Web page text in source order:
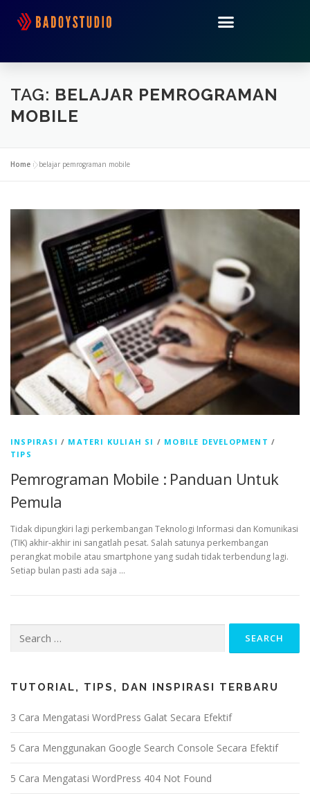
TAG: BELAJAR PEMROGRAMAN
MOBILE
Home »belajar pemrograman mobile
INSPIRASI / MATERI KULIAH SI / MOBILE DEVELOPMENT /
TIPS
Pemrograman Mobile : Panduan Untuk
Pemula
Tidak dipungkiri lagi perkembangan Teknologi Informasi dan Komunikasi
(TIK) akhir-akhir ini sangatlah pesat. Salah satunya perkembangan
perangkat mobile atau smartphone yang sudah tidak terbendung lagi.
Setiap bulan pasti ada saja …
TUTORIAL, TIPS, DAN INSPIRASI TERBARU
3 Cara Mengatasi WordPress Galat Secara Efektif
5 Cara Menggunakan Google Search Console Secara Efektif
5 Cara Mengatasi WordPress 404 Not Found